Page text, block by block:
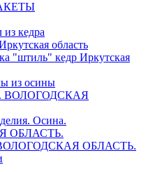
кедра
область
"штиль" кедр Иркутская
из осины
ВОЛОГОДСКАЯ
Осина.
ОБЛАСТЬ.
ВОЛОГОДСКАЯ ОБЛАСТЬ.